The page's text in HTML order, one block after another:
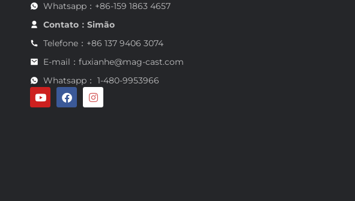
Whatsapp：+86-159 1863 4657
Contato：Simão
Telefone：+86 137 9406 3074
E-mail：fuxianhe@mag-cast.com
Whatsapp： 1-480-9953966